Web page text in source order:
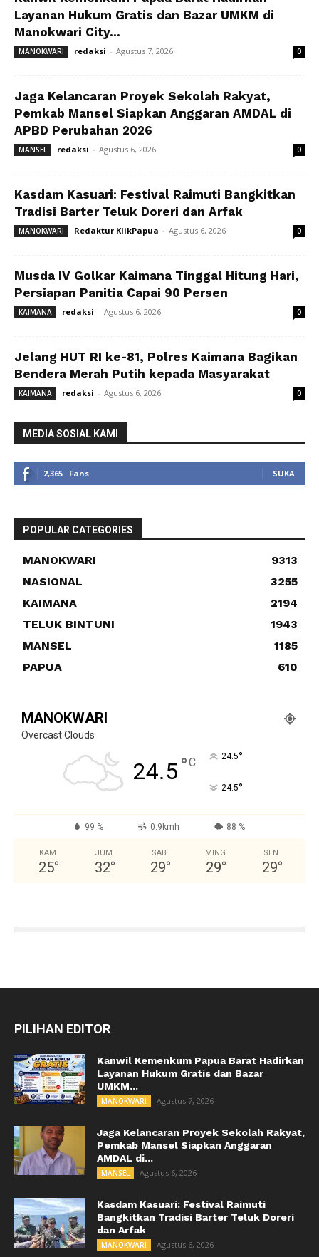
Layanan Hukum Gratis dan Bazar UMKM di
Manokwari City...
MANOKWARI redaksi - Agustus 7, 2026 0
Jaga Kelancaran Proyek Sekolah Rakyat,
Pemkab Mansel Siapkan Anggaran AMDAL di
APBD Perubahan 2026
MANSEL redaksi - Agustus 6, 2026 0
Kasdam Kasuari: Festival Raimuti Bangkitkan
Tradisi Barter Teluk Doreri dan Arfak
MANOKWARI Redaktur KlikPapua - Agustus 6, 2026 0
Musda IV Golkar Kaimana Tinggal Hitung Hari,
Persiapan Panitia Capai 90 Persen
KAIMANA redaksi - Agustus 6, 2026 0
Jelang HUT RI ke-81, Polres Kaimana Bagikan
Bendera Merah Putih kepada Masyarakat
KAIMANA redaksi - Agustus 6, 2026 0
MEDIA SOSIAL KAMI
2,365 Fans SUKA
POPULAR CATEGORIES
MANOKWARI
9313
NASIONAL
3255
KAIMANA
2194
TELUK BINTUNI
1943
MANSEL
1185
PAPUA
610
MANOKWARI
Overcast Clouds
24.5°C 24.5°
24.5°
99 % 0.9kmh 88 %
KAM
25°
JUM
32°
SAB
29°
MING
29°
SEN
29°
PILIHAN EDITOR
Kanwil Kemenkum Papua Barat Hadirkan
Layanan Hukum Gratis dan Bazar
UMKM...
MANOKWARI Agustus 7, 2026
Jaga Kelancaran Proyek Sekolah Rakyat,
Pemkab Mansel Siapkan Anggaran
AMDAL di...
MANSEL Agustus 6, 2026
Kasdam Kasuari: Festival Raimuti
Bangkitkan Tradisi Barter Teluk Doreri
dan Arfak
MANOKWARI Agustus 6, 2026